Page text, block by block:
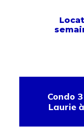
Condo
Laurie